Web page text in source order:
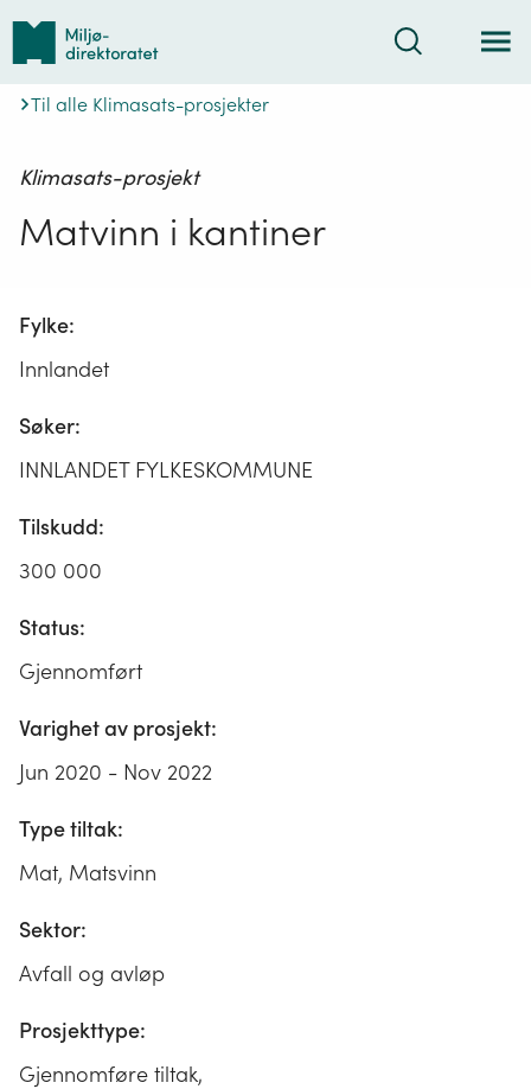
Tilbake
forsiden
Søk
Til alle Klimasats-prosjekter
Klimasats-prosjekt
Matvinn i kantiner
Fylke:
Innlandet
Søker:
INNLANDET FYLKESKOMMUNE
Tilskudd:
300 000
Status:
Gjennomført
Varighet av prosjekt:
Jun 2020 - Nov 2022
Type tiltak:
Mat, Matsvinn
Sektor:
Avfall og avløp
Prosjekttype:
Gjennomføre tiltak,